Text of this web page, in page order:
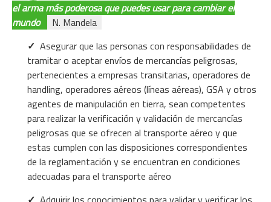
el arma más poderosa que puedes usar para cambiar el
mundo
N. Mandela
✓ Asegurar que las personas con responsabilidades de
tramitar o aceptar envíos de mercancías peligrosas,
pertenecientes a empresas transitarias, operadores de
handling, operadores aéreos (líneas aéreas), GSA y otros
agentes de manipulación en tierra, sean competentes
para realizar la verificación y validación de mercancías
peligrosas que se ofrecen al transporte aéreo y que
estas cumplen con las disposiciones correspondientes
de la reglamentación y se encuentran en condiciones
adecuadas para el transporte aéreo